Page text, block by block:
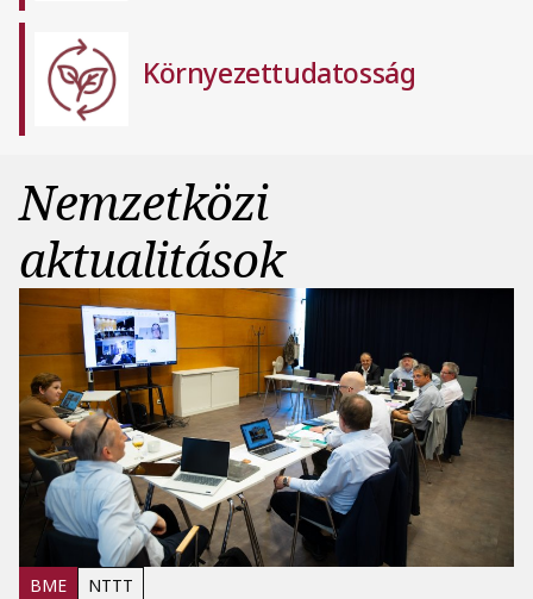
Környezettudatosság
Nemzetközi
aktualitások
BME NTTT